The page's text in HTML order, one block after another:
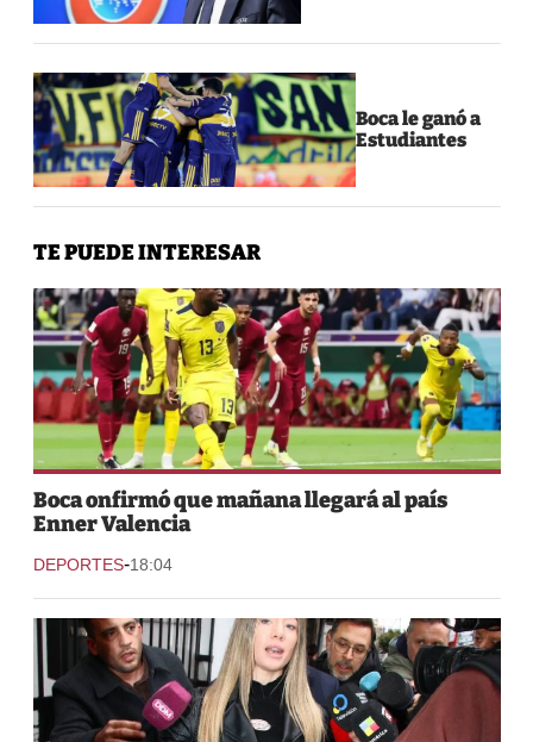
Boca le ganó a
Estudiantes
TE PUEDE INTERESAR
Boca onfirmó que mañana llegará al país
Enner Valencia
DEPORTES-18:04